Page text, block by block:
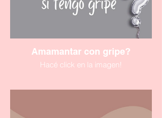
Amamantar con gripe?
Hacé click en la imagen!